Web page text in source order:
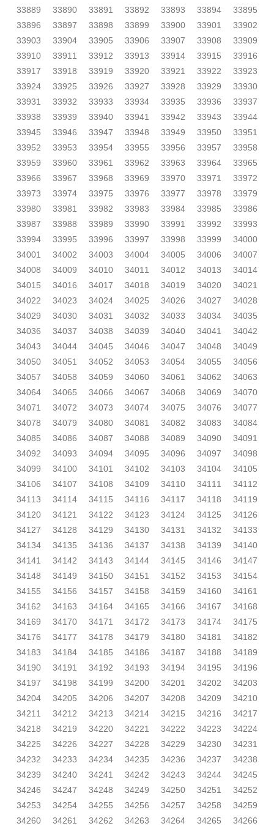
33889
33890 33891 33892 33893 33894
33895
33896
33897 33898 33899 33900 33901
33902
33903
33904 33905 33906 33907 33908
33909
33910
33911 33912 33913 33914 33915
33916
33917
33918 33919 33920 33921 33922
33923
33924
33925 33926 33927 33928 33929
33930
33931
33932 33933 33934 33935 33936
33937
33938
33939 33940 33941 33942 33943
33944
33945
33946 33947 33948 33949 33950
33951
33952
33953 33954 33955 33956 33957
33958
33959
33960 33961 33962 33963 33964
33965
33966
33967 33968 33969 33970 33971
33972
33973
33974 33975 33976 33977 33978
33979
33980
33981 33982 33983 33984 33985
33986
33987
33988 33989 33990 33991 33992
33993
33994
33995 33996 33997 33998 33999
34000
34001
34002 34003 34004 34005 34006
34007
34008
34009 34010 34011 34012 34013
34014
34015
34016 34017 34018 34019 34020
34021
34022
34023 34024 34025 34026 34027
34028
34029
34030 34031 34032 34033 34034
34035
34036
34037 34038 34039 34040 34041
34042
34043
34044 34045 34046 34047 34048
34049
34050
34051 34052 34053 34054 34055
34056
34057
34058 34059 34060 34061 34062
34063
34064
34065 34066 34067 34068 34069
34070
34071
34072 34073 34074 34075 34076
34077
34078
34079 34080 34081 34082 34083
34084
34085
34086 34087 34088 34089 34090
34091
34092
34093 34094 34095 34096 34097
34098
34099
34100 34101 34102 34103 34104
34105
34106
34107 34108 34109 34110 34111
34112
34113
34114 34115 34116 34117 34118
34119
34120
34121 34122 34123 34124 34125
34126
34127
34128 34129 34130 34131 34132
34133
34134
34135 34136 34137 34138 34139
34140
34141
34142 34143 34144 34145 34146
34147
34148
34149 34150 34151 34152 34153
34154
34155
34156 34157 34158 34159 34160
34161
34162
34163 34164 34165 34166 34167
34168
34169
34170 34171 34172 34173 34174
34175
34176
34177 34178 34179 34180 34181
34182
34183
34184 34185 34186 34187 34188
34189
34190
34191 34192 34193 34194 34195
34196
34197
34198 34199 34200 34201 34202
34203
34204
34205 34206 34207 34208 34209
34210
34211
34212 34213 34214 34215 34216
34217
34218
34219 34220 34221 34222 34223
34224
34225
34226 34227 34228 34229 34230
34231
34232
34233 34234 34235 34236 34237
34238
34239
34240 34241 34242 34243 34244
34245
34246
34247 34248 34249 34250 34251
34252
34253
34254 34255 34256 34257 34258
34259
34260
34261 34262 34263 34264 34265
34266